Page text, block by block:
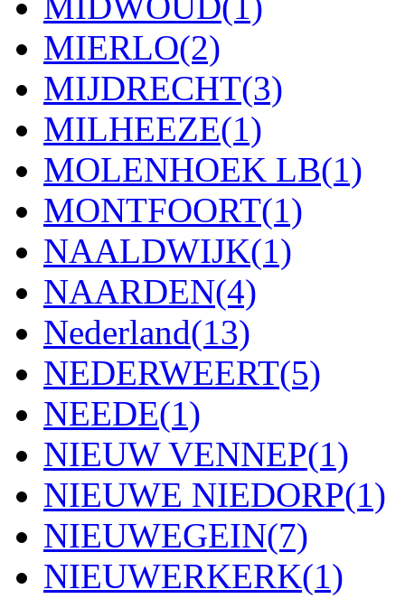
MIERLO(2)
MIJDRECHT(3)
MILHEEZE(1)
MOLENHOEK LB(1)
MONTFOORT(1)
NAALDWIJK(1)
NAARDEN(4)
Nederland(13)
NEDERWEERT(5)
NEEDE(1)
NIEUW VENNEP(1)
NIEUWE NIEDORP(1)
NIEUWEGEIN(7)
NIEUWERKERK(1)